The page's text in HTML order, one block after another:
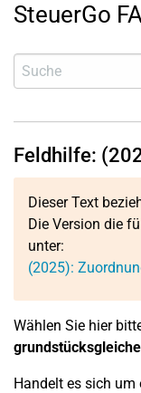
SteuerGo
Feldhilfe:
Dieser Text
Die Version die
unter:
(2025):
Wählen Sie hier
Handelt es sich